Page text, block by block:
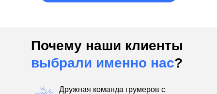
Почему наши клиенты
выбрали именно нас?
Дружная команда грумеров с